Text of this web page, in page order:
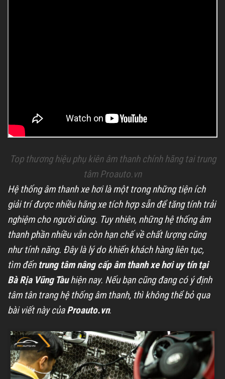
Top thương hiệu phụ kiên âm thanh chính hãng tai trung
tâm Proauto.vn
Hệ thống âm thanh xe hơi là một trong những tiện ích
giải trí được nhiều hãng xe tích hợp sẵn để tăng tính trải
nghiệm cho người dùng. Tuy nhiên, những hệ thống âm
thanh phần nhiều vẫn còn hạn chế về chất lượng cũng
như tính năng. Đây là lý do khiến khách hàng liên tục,
tìm đếntrung tâm nâng cấp âm thanh xe hơi uy tín tại
Bà Rịa Vũng Tàuhiện nay. Nếu bạn cũng đang có ý định
tâm tân trang hệ thống âm thanh, thì không thể bỏ qua
bài viết này củaProauto.vn.